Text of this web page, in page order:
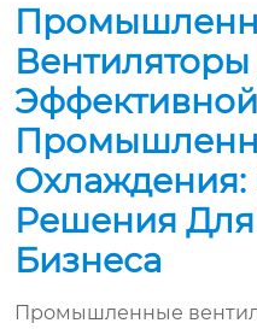
Решения
Бизнеса
Промышленные